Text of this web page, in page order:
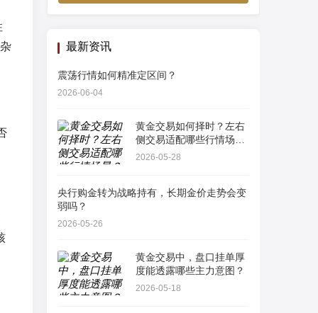
最新资讯
震荡行情如何精准定区间？
2026-06-04
黄金交易如何择时？左右
侧交易适配哪些行情场
景？
2026-05-28
央行购金转为战略持有，长期金价走势会变
弱吗？
2026-05-26
黄金交易中，盘口挂单厚
度能透露哪些主力意图？
2026-05-18